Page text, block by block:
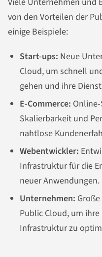
von den Vorteilen der
einige Beispiele:
Start-ups: Neue
Cloud, um schnell
gehen und ihre
E-Commerce:
Skalierbarkeit und
nahtlose
Webentwickler:
Infrastruktur für die
neuer Anwendungen.
Unternehmen:
Public Cloud, um
Infrastruktur zu